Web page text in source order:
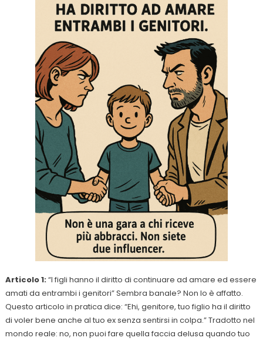
Articolo 1:“I figli hanno il diritto di continuare ad amare ed essere
amati da entrambi i genitori” Sembra banale? Non lo è affatto.
Questo articolo in pratica dice: “Ehi, genitore, tuo figlio ha il diritto
di voler bene anche al tuo ex senza sentirsi in colpa.” Tradotto nel
mondo reale: no, non puoi fare quella faccia delusa quando tuo